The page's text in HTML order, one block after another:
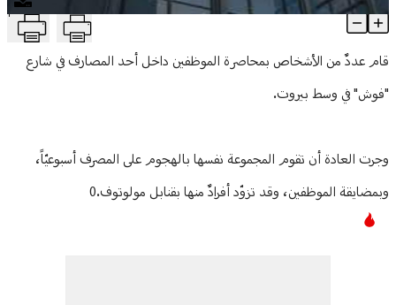
منوعات
محاصرة مصرف في وسط بيروت T
Article Content
قام عددٌ من الأشخاص بمحاصرة الموظفين داخل أحد المصارف في شارع
"فوش" في وسط بيروت.
وجرت العادة أن تقوم المجموعة نفسها بالهجوم على المصرف أسبوعيّاً،
وبمضايقة الموظفين، وقد تزوّد أفرادٌ منها بقنابل مولوتوف.0